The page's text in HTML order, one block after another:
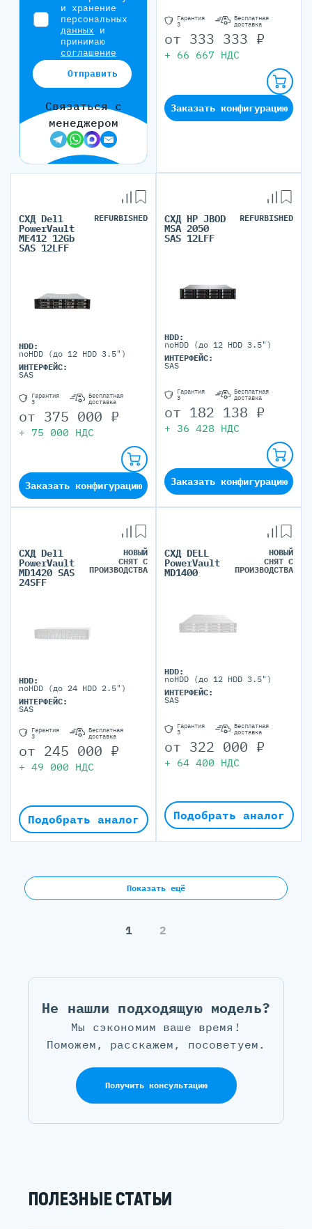
и хранение
персональных
данных и
принимаю
соглашение
Отправить
Связаться с
менеджером
Гарантия
3
Бесплатная
доставка
от 333 333 ₽
+ 66 667 НДС
Заказать конфигурацию
СХД Dell
PowerVault
ME412 12Gb
SAS 12LFF
REFURBISHED
HDD:
noHDD (до 12 HDD 3.5")
ИНТЕРФЕЙС:
SAS
Гарантия
3
Бесплатная
доставка
от 375 000 ₽
+ 75 000 НДС
Заказать конфигурацию
СХД HP JBOD
MSA 2050
SAS 12LFF
REFURBISHED
HDD:
noHDD (до 12 HDD 3.5")
ИНТЕРФЕЙС:
SAS
Гарантия
3
Бесплатная
доставка
от 182 138 ₽
+ 36 428 НДС
Заказать конфигурацию
СХД Dell
PowerVault
MD1420 SAS
24SFF
НОВЫЙ
СНЯТ С
ПРОИЗВОДСТВА
HDD:
noHDD (до 24 HDD 2.5")
ИНТЕРФЕЙС:
SAS
Гарантия
3
Бесплатная
доставка
от 245 000 ₽
+ 49 000 НДС
Подобрать аналог
СХД DELL
PowerVault
MD1400
НОВЫЙ
СНЯТ С
ПРОИЗВОДСТВА
HDD:
noHDD (до 12 HDD 3.5")
ИНТЕРФЕЙС:
SAS
Гарантия
3
Бесплатная
доставка
от 322 000 ₽
+ 64 400 НДС
Подобрать аналог
Показать ещё
1 2
Не нашли подходящую модель?
Мы сэкономим ваше время!
Поможем, расскажем, посоветуем.
Получить консультацию
ПОЛЕЗНЫЕ СТАТЬИ